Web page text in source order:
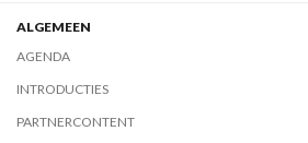
ALGEMEEN
AGENDA
INTRODUCTIES
PARTNERCONTENT